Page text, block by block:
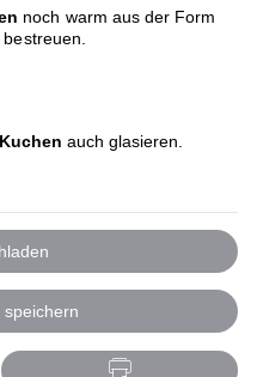
noch warm aus der Form
auch glasieren.
speichern